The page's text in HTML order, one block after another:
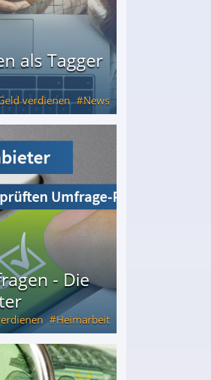
als Tagger
verdienen News
- Die
Heimarbeit